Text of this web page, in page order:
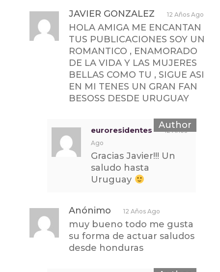
JAVIER GONZALEZ 12 Años Ago
HOLA AMIGA ME ENCANTAN
TUS PUBLICACIONES SOY UN
ROMANTICO , ENAMORADO
DE LA VIDA Y LAS MUJERES
BELLAS COMO TU , SIGUE ASI
EN MI TENES UN GRAN FAN
BESOSS DESDE URUGUAY
euroresidentes
12 Años
Ago
Gracias Javier!!! Un
saludo hasta
Uruguay
Anónimo 12 Años Ago
muy bueno todo me gusta
su forma de actuar saludos
desde honduras